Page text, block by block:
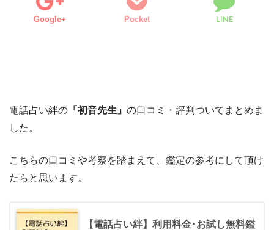
Google+ Pocket LINE
電話占い絆の 「初音先生」 の口コミ・評判ついてまとめま
した。
こちらの口コミや考察を踏まえて、鑑定の参考にして頂け
たらと思います。
【電話占い絆】利用料金･お試し無料鑑